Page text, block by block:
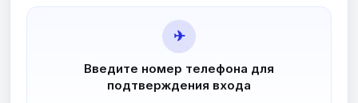
✈
Введите номер телефона для
подтверждения входа